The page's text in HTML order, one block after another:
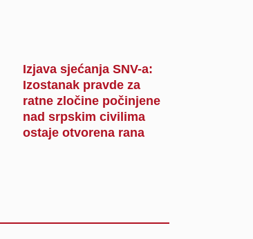
Izjava sjećanja SNV-a:
Izostanak pravde za
ratne zločine počinjene
nad srpskim civilima
ostaje otvorena rana